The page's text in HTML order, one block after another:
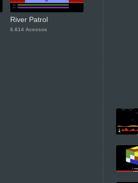
River Patrol
6.614 Acessos